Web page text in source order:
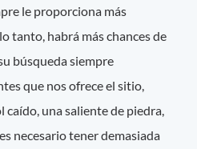
le proporciona más
tanto, habrá más chances de
búsqueda siempre
que nos ofrece el sitio,
caído, una saliente de piedra,
necesario tener demasiada